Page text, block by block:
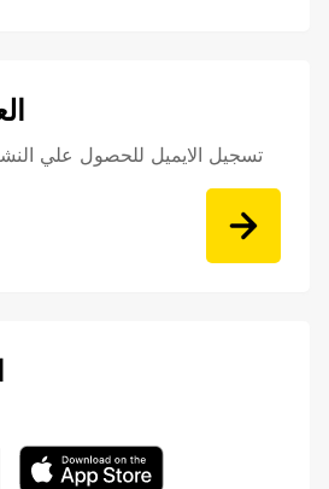
تسجيل الايميل للحصول علي